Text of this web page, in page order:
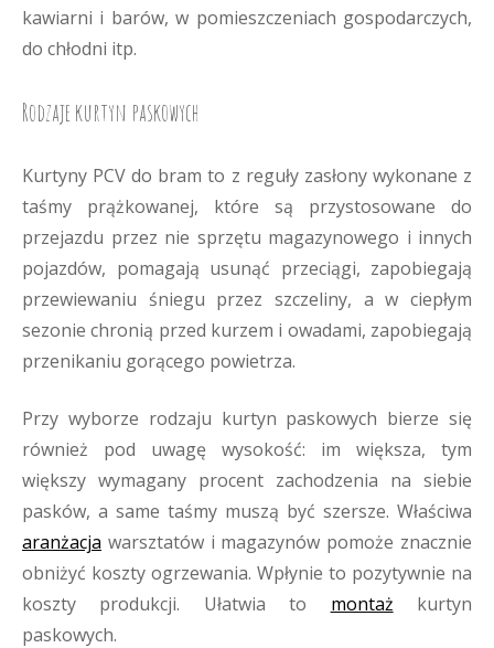
kawiarni i barów, w pomieszczeniach gospodarczych,
do chłodni itp.
Rodzaje kurtyn paskowych
Kurtyny PCV do bram to z reguły zasłony wykonane z
taśmy prążkowanej, które są przystosowane do
przejazdu przez nie sprzętu magazynowego i innych
pojazdów, pomagają usunąć przeciągi, zapobiegają
przewiewaniu śniegu przez szczeliny, a w ciepłym
sezonie chronią przed kurzem i owadami, zapobiegają
przenikaniu gorącego powietrza.
Przy wyborze rodzaju kurtyn paskowych bierze się
również pod uwagę wysokość: im większa, tym
większy wymagany procent zachodzenia na siebie
pasków, a same taśmy muszą być szersze. Właściwa
aranżacja warsztatów i magazynów pomoże znacznie
obniżyć koszty ogrzewania. Wpłynie to pozytywnie na
koszty produkcji. Ułatwia to montaż kurtyn
paskowych.